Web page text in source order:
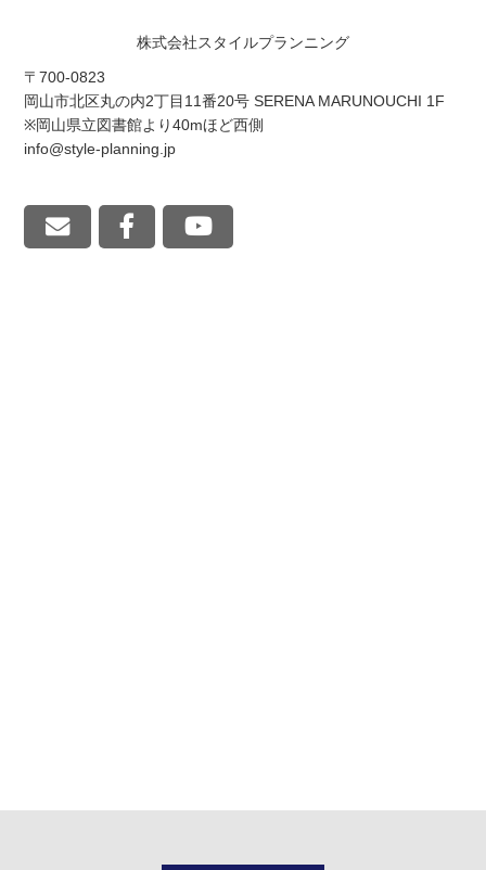
株式会社スタイルプランニング
〒700-0823
岡山市北区丸の内2丁目11番20号 SERENA MARUNOUCHI 1F
※岡山県立図書館より40mほど西側
info@style-planning.jp